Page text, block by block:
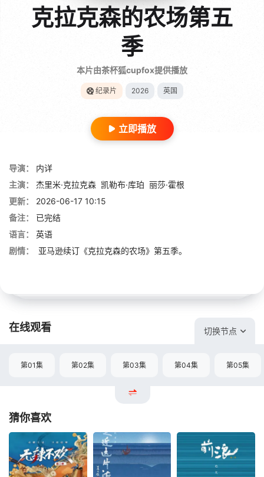
克拉克森的农场第五
季
本片由茶杯狐cupfox提供播放
纪录片 2026 英国
立即播放
导演：
内详
主演：
杰里米·克拉克森 凯勒布·库珀 丽莎·霍根
更新：
2026-06-17 10:15
备注：
已完结
语言：
英语
剧情：
亚马逊续订《克拉克森的农场》第五季。
在线观看 切换节点
第01集 第02集 第03集 第04集 第05集
猜你喜欢